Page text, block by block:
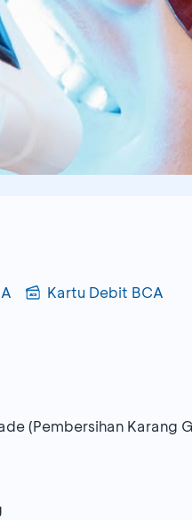
Kartu Debit BCA
(Pembersihan Karang